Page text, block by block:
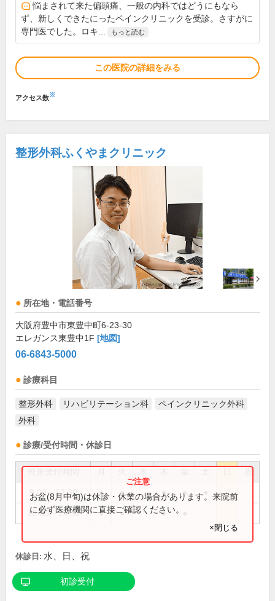
悩まされて来た偏頭痛、一般の内科ではどうにもなら
ず、新しくできたにったペインクリニックを受診。さすがに
専門医でした。ロキ...
もっと読む
この医院の詳細をみる
アクセス数※
整形外科ふくやまクリニック
所在地・電話番号
大阪府豊中市東豊中町6-23-30
エレガンス東豊中1F [地図]
06-6843-5000
診療科目
整形外科 リハビリテーション科
ペインクリニック外科
外科
診療/受付時間・休診日
祝
9:00～12:30 ● ● ● ●
16:00～19:30 ● ● ●
お盆(8月中旬)は休診・休業の場合があります。来院前
に必ず医療機関に直接ご確認ください。
×閉じる
休診日: 水、日、祝
初診受付